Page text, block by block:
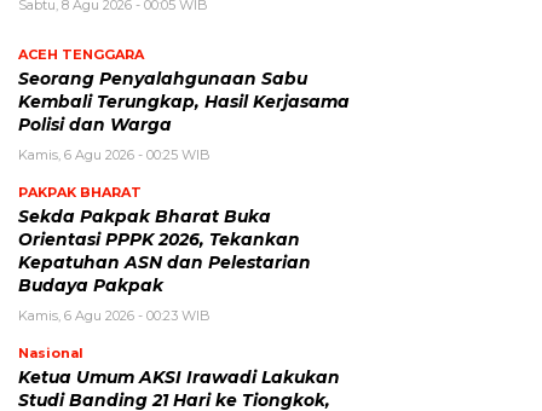
Sabtu, 8 Agu 2026 - 00:05 WIB
ACEH TENGGARA
Seorang Penyalahgunaan Sabu
Kembali Terungkap, Hasil Kerjasama
Polisi dan Warga
Kamis, 6 Agu 2026 - 00:25 WIB
PAKPAK BHARAT
Sekda Pakpak Bharat Buka
Orientasi PPPK 2026, Tekankan
Kepatuhan ASN dan Pelestarian
Budaya Pakpak
Kamis, 6 Agu 2026 - 00:23 WIB
Nasional
Ketua Umum AKSI Irawadi Lakukan
Studi Banding 21 Hari ke Tiongkok,